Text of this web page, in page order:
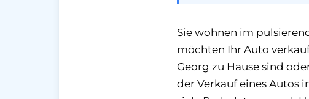
Sie wohnen im
möchten Ihr Auto
Georg zu Hause sind
der Verkauf eines Autos